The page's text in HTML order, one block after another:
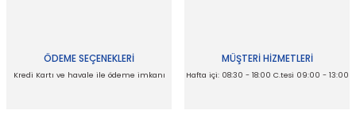
ÖDEME SEÇENEKLERİ
Kredi Kartı ve havale ile ödeme imkanı
MÜŞTERİ HİZMETLERİ
Hafta içi: 08:30 - 18:00 C.tesi 09:00 - 13:00